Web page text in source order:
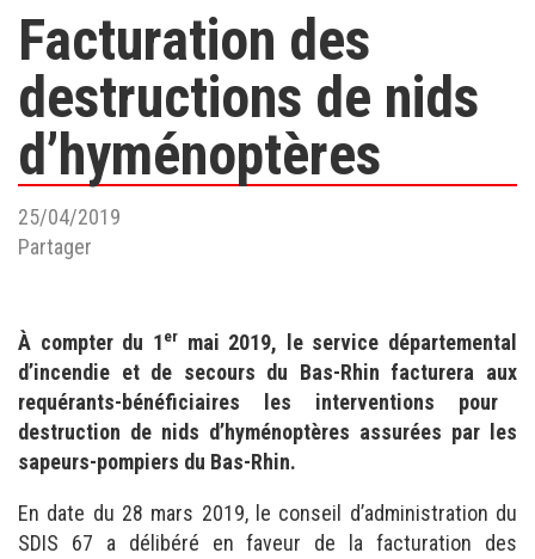
Facturation des
destructions de nids
d’hyménoptères
25/04/2019
Partager
À compter du 1ermai 2019, le service départemental
d’incendie et de secours du Bas-Rhin facturera aux
requérants-bénéficiaires les interventions pour
destruction de nids d’hyménoptères assurées par les
sapeurs-pompiers du Bas-Rhin.
En date du 28 mars 2019, le conseil d’administration du
SDIS 67 a délibéré en faveur de la facturation des